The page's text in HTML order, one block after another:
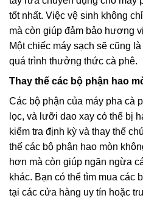
tốt nhất. Việc vệ sinh không
mà còn giúp đảm bảo hương
Một chiếc máy sạch sẽ cũng
quá trình thưởng thức cà phê.
Thay thế các bộ phận hao
Các bộ phận của máy pha cà
lọc, và lưỡi dao xay có thể bị
kiểm tra định kỳ và thay thế
thế các bộ phận hao mòn
hơn mà còn giúp ngăn ngừa
khác. Bạn có thể tìm mua các
tại các cửa hàng uy tín hoặc